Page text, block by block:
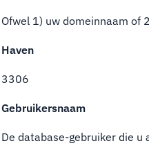
Ofwel 1) uw domeinnaam of
Haven
3306
Gebruikersnaam
De database-gebruiker die u